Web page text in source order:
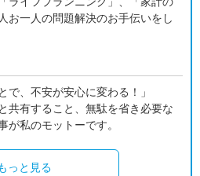
お一人の問題解決のお手伝いをし
で、不安が安心に変わる！」
共有すること、無駄を省き必要な
が私のモットーです。
っと見る